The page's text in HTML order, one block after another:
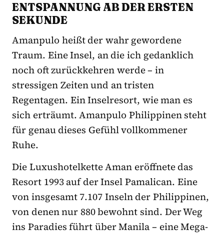
ENTSPANNUNG AB DER ERSTEN
SEKUNDE
Amanpulo heißt der wahr gewordene
Traum. Eine Insel, an die ich gedanklich
noch oft zurückkehren werde – in
stressigen Zeiten und an tristen
Regentagen. Ein Inselresort, wie man es
sich erträumt. Amanpulo Philippinen steht
für genau dieses Gefühl vollkommener
Ruhe.
Die Luxushotelkette Aman eröffnete das
Resort 1993 auf der Insel Pamalican. Eine
von insgesamt 7.107 Inseln der Philippinen,
von denen nur 880 bewohnt sind. Der Weg
ins Paradies führt über Manila – eine Mega-